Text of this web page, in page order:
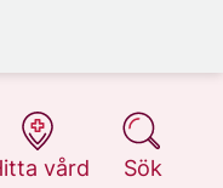
vård
på 1177.se
Sök
på 1177.se